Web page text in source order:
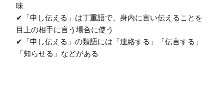
味
✔︎「申し伝える」は丁重語で、身内に言い伝えることを
目上の相手に言う場合に使う
✔︎「申し伝える」の類語には「連絡する」「伝言する」
「知らせる」などがある